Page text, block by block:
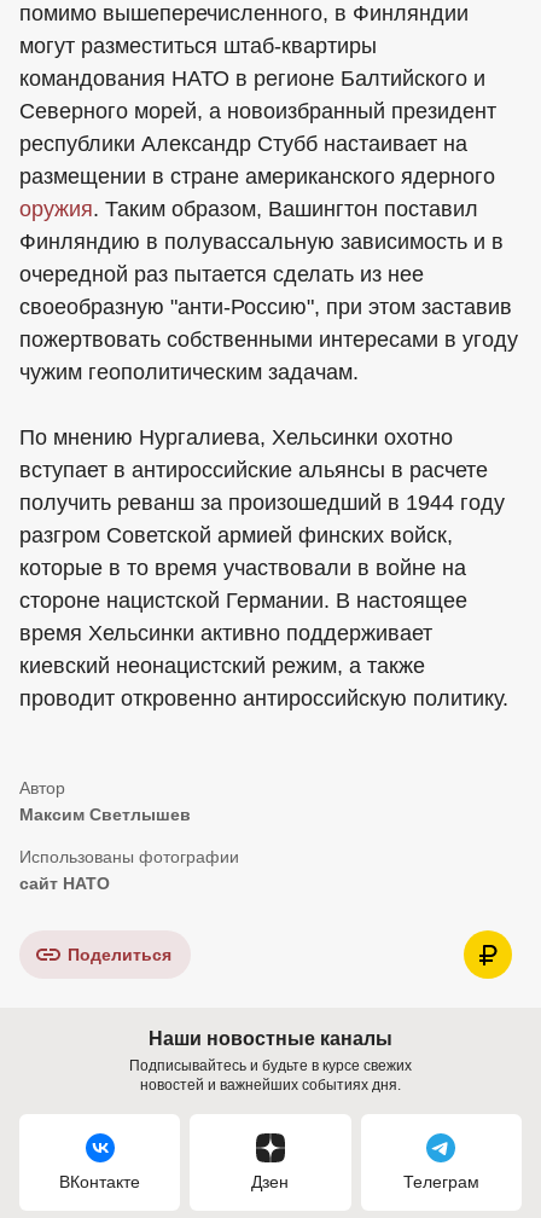
помимо вышеперечисленного, в Финляндии
могут разместиться штаб-квартиры
командования НАТО в регионе Балтийского и
Северного морей, а новоизбранный президент
республики Александр Стубб настаивает на
размещении в стране американского ядерного
оружия. Таким образом, Вашингтон поставил
Финляндию в полувассальную зависимость и в
очередной раз пытается сделать из нее
своеобразную "анти-Россию", при этом заставив
пожертвовать собственными интересами в угоду
чужим геополитическим задачам.
По мнению Нургалиева, Хельсинки охотно
вступает в антироссийские альянсы в расчете
получить реванш за произошедший в 1944 году
разгром Советской армией финских войск,
которые в то время участвовали в войне на
стороне нацистской Германии. В настоящее
время Хельсинки активно поддерживает
киевский неонацистский режим, а также
проводит откровенно антироссийскую политику.
Максим Светлышев
сайт НАТО
Поделиться
Наши новостные каналы
Подписывайтесь и будьте в курсе свежих
новостей и важнейших событиях дня.
ВКонтакте Дзен Телеграм